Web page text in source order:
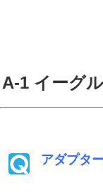
A-1 イーグル
アダプタ